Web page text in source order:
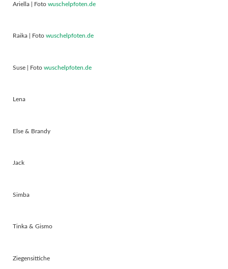
Ariella | Foto wuschelpfoten.de
Raika | Foto wuschelpfoten.de
Suse | Foto wuschelpfoten.de
Lena
Else & Brandy
Jack
Simba
Tinka & Gismo
Ziegensittiche